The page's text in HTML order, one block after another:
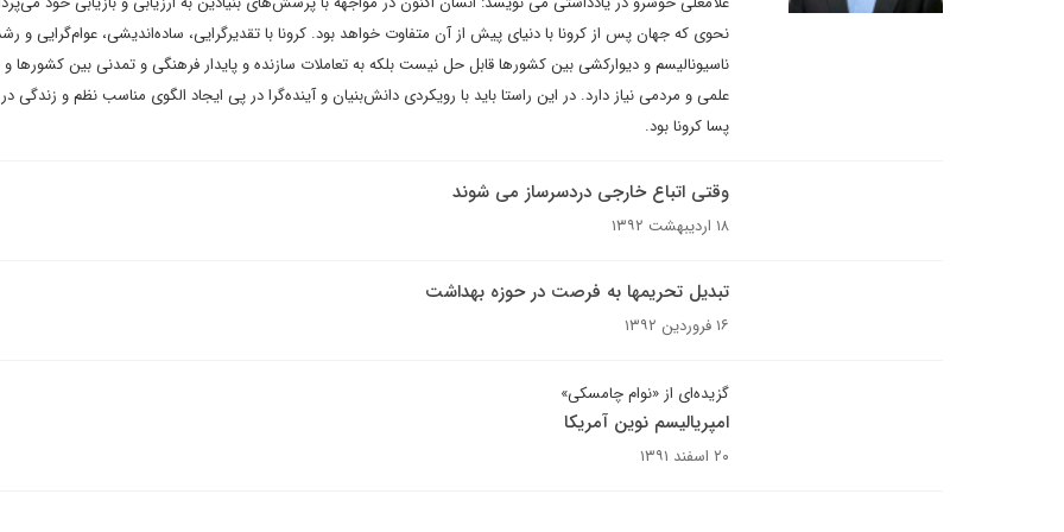
نحوی که جهان پس از کرونا با دنیای پیش از آن متفاوت خواهد بود. کرونا با تقدیرگرایی، ساده‌اندیشی، عوام‌گرایی و
ناسیونالیسم و دیوارکشی بین کشورها قابل حل نیست بلکه به تعاملات سازنده و پایدار فرهنگی و تمدنی بین کشورها و
علمی و مردمی نیاز دارد. در این راستا باید با رویکردی دانش‌بنیان و آینده‌گرا در پی ایجاد الگوی مناسب نظم و زندگی
پسا کرونا بود.
وقتی اتباع خارجی دردسرساز می شوند
۱۸ اردیبهشت ۱۳۹۲
تبدیل تحریمها به فرصت در حوزه بهداشت
۱۶ فروردین ۱۳۹۲
گزیده‌ای از «نوام چامسکی»
امپریالیسم نوین آمریکا
۲۰ اسفند ۱۳۹۱